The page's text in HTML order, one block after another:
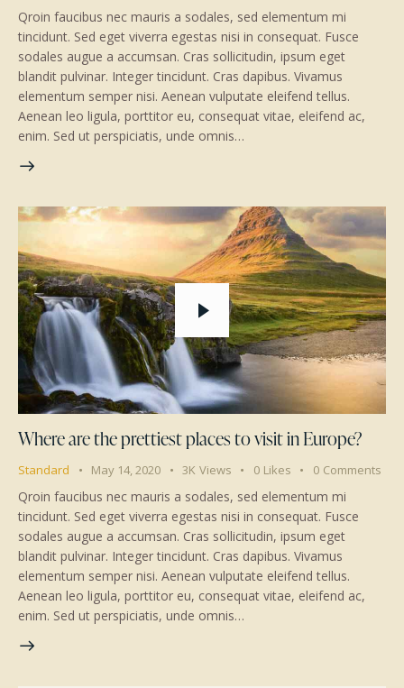
Qroin faucibus nec mauris a sodales, sed elementum mi
tincidunt. Sed eget viverra egestas nisi in consequat. Fusce
sodales augue a accumsan. Cras sollicitudin, ipsum eget
blandit pulvinar. Integer tincidunt. Cras dapibus. Vivamus
elementum semper nisi. Aenean vulputate eleifend tellus.
Aenean leo ligula, porttitor eu, consequat vitae, eleifend ac,
enim. Sed ut perspiciatis, unde omnis…
Where are the prettiest places to visit in Europe?
Standard May 14, 2020 3K Views 0 Likes 0 Comments
Qroin faucibus nec mauris a sodales, sed elementum mi
tincidunt. Sed eget viverra egestas nisi in consequat. Fusce
sodales augue a accumsan. Cras sollicitudin, ipsum eget
blandit pulvinar. Integer tincidunt. Cras dapibus. Vivamus
elementum semper nisi. Aenean vulputate eleifend tellus.
Aenean leo ligula, porttitor eu, consequat vitae, eleifend ac,
enim. Sed ut perspiciatis, unde omnis…